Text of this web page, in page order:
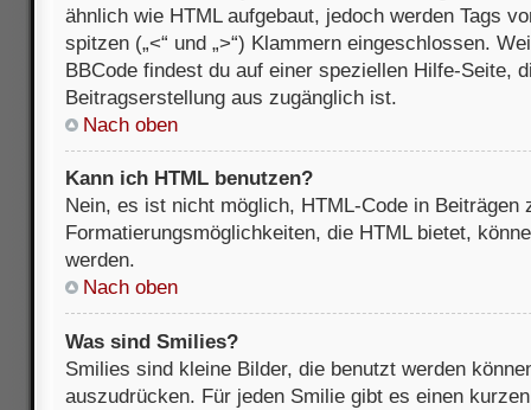
ähnlich wie HTML aufgebaut, jedoch werden Tags
spitzen („<“ und „>“) Klammern eingeschlossen.
BBCode findest du auf einer speziellen Hilfe-Seite,
Beitragserstellung aus zugänglich ist.
Nach oben
Kann ich HTML benutzen?
Nein, es ist nicht möglich, HTML-Code in Beiträgen
Formatierungsmöglichkeiten, die HTML bietet,
werden.
Nach oben
Was sind Smilies?
Smilies sind kleine Bilder, die benutzt werden
auszudrücken. Für jeden Smilie gibt es einen